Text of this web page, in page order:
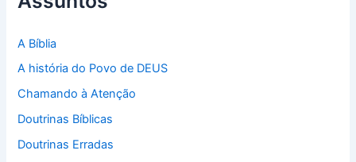
a
p
r
:
A Bíblia
A história do Povo de DEUS
Chamando à Atenção
Doutrinas Bíblicas
Doutrinas Erradas